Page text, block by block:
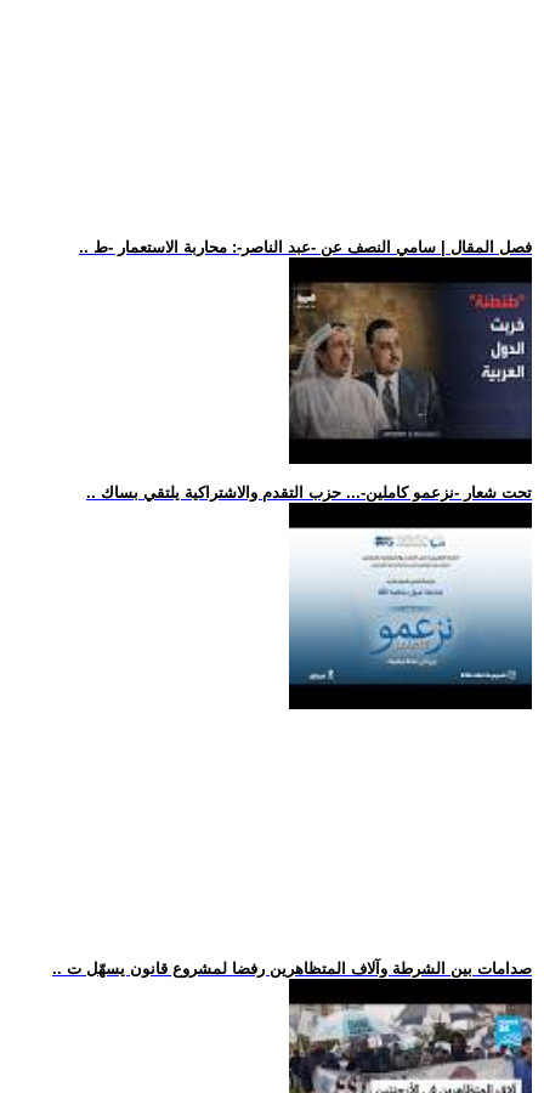
.. فصل المقال | سامي النصف عن -عبد الناصر-: محاربة الاستعمار -ط
.. تحت شعار -نزعمو كاملين-... حزب التقدم والاشتراكية يلتقي بساك
.. صدامات بين الشرطة وآلاف المتظاهرين رفضا لمشروع قانون يسهّل ت